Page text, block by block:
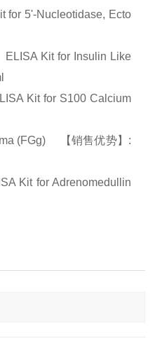
5'-Nucleotidase, Ecto
Kit for Insulin Like
Kit for S100 Calcium
(FGg) 【销售优势】:
Kit for Adrenomedullin